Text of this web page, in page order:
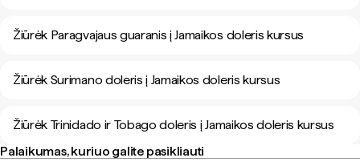
Žiūrėk Paragvajaus guaranis į Jamaikos doleris kursus
Žiūrėk Surimano doleris į Jamaikos doleris kursus
Žiūrėk Trinidado ir Tobago doleris į Jamaikos doleris kursus
Palaikumas, kuriuo galite pasikliauti